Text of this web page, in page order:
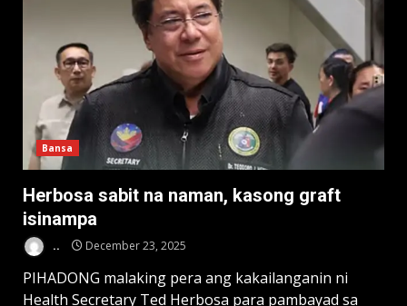
Bansa
Herbosa sabit na naman, kasong graft
isinampa
.. December 23, 2025
PIHADONG malaking pera ang kakailanganin ni
Health Secretary Ted Herbosa para pambayad sa